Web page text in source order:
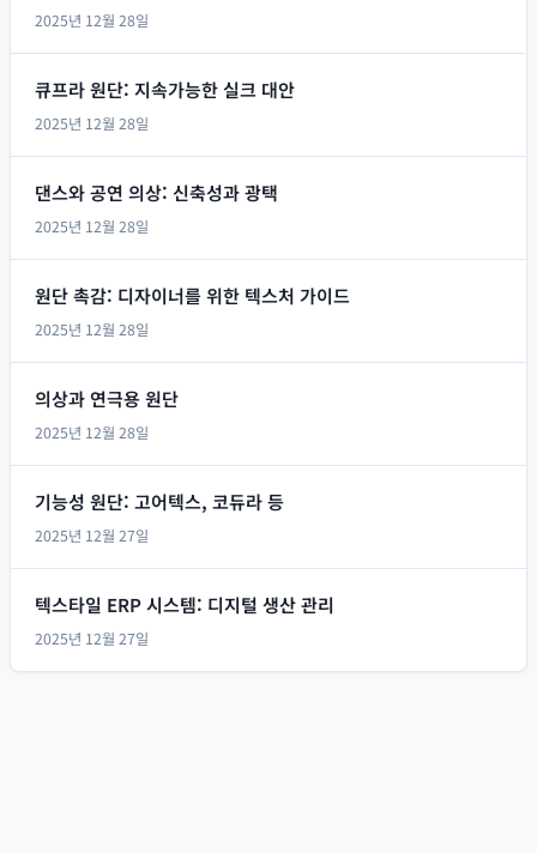
2025년 12월 28일
큐프라 원단: 지속가능한 실크 대안
2025년 12월 28일
댄스와 공연 의상: 신축성과 광택
2025년 12월 28일
원단 촉감: 디자이너를 위한 텍스처 가이드
2025년 12월 28일
의상과 연극용 원단
2025년 12월 28일
기능성 원단: 고어텍스, 코듀라 등
2025년 12월 27일
텍스타일 ERP 시스템: 디지털 생산 관리
2025년 12월 27일